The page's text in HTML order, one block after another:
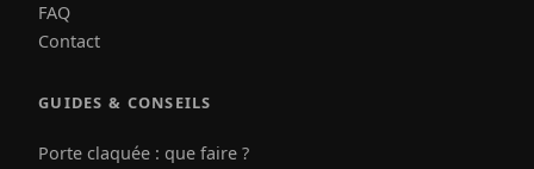
FAQ
Contact
GUIDES & CONSEILS
Porte claquée : que faire ?